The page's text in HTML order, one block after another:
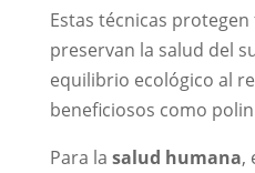
Estas técnicas
preservan la salud del
equilibrio ecológico al
beneficiosos como
Para la salud humana,